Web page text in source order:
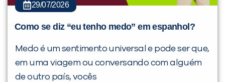
29/07/2026
Como se diz “eu tenho medo” em espanhol?
Medo é um sentimento universal e pode ser que,
em uma viagem ou conversando com alguém
de outro país, vocês